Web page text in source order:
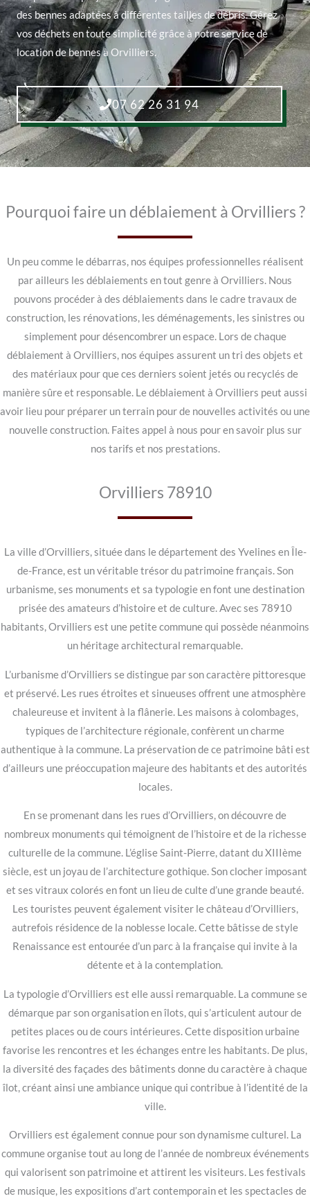
des bennes adaptées à différentes tailles de débris. Gérez
vos déchets en toute simplicité grâce à notre service de
location de bennes à Orvilliers.
07 62 26 31 94
Pourquoi faire un déblaiement à Orvilliers ?
Un peu comme le débarras, nos équipes professionnelles réalisent
par ailleurs les déblaiements en tout genre à Orvilliers. Nous
pouvons procéder à des déblaiements dans le cadre travaux de
construction, les rénovations, les déménagements, les sinistres ou
simplement pour désencombrer un espace. Lors de chaque
déblaiement à Orvilliers, nos équipes assurent un tri des objets et
des matériaux pour que ces derniers soient jetés ou recyclés de
manière sûre et responsable. Le déblaiement à Orvilliers peut aussi
avoir lieu pour préparer un terrain pour de nouvelles activités ou une
nouvelle construction. Faites appel à nous pour en savoir plus sur
nos tarifs et nos prestations.
Orvilliers 78910
La ville d’Orvilliers, située dans le département des Yvelines en Île-
de-France, est un véritable trésor du patrimoine français. Son
urbanisme, ses monuments et sa typologie en font une destination
prisée des amateurs d’histoire et de culture. Avec ses 78910
habitants, Orvilliers est une petite commune qui possède néanmoins
un héritage architectural remarquable.
L’urbanisme d’Orvilliers se distingue par son caractère pittoresque
et préservé. Les rues étroites et sinueuses offrent une atmosphère
chaleureuse et invitent à la flânerie. Les maisons à colombages,
typiques de l’architecture régionale, confèrent un charme
authentique à la commune. La préservation de ce patrimoine bâti est
d’ailleurs une préoccupation majeure des habitants et des autorités
locales.
En se promenant dans les rues d’Orvilliers, on découvre de
nombreux monuments qui témoignent de l’histoire et de la richesse
culturelle de la commune. L’église Saint-Pierre, datant du XIIIème
siècle, est un joyau de l’architecture gothique. Son clocher imposant
et ses vitraux colorés en font un lieu de culte d’une grande beauté.
Les touristes peuvent également visiter le château d’Orvilliers,
autrefois résidence de la noblesse locale. Cette bâtisse de style
Renaissance est entourée d’un parc à la française qui invite à la
détente et à la contemplation.
La typologie d’Orvilliers est elle aussi remarquable. La commune se
démarque par son organisation en îlots, qui s’articulent autour de
petites places ou de cours intérieures. Cette disposition urbaine
favorise les rencontres et les échanges entre les habitants. De plus,
la diversité des façades des bâtiments donne du caractère à chaque
îlot, créant ainsi une ambiance unique qui contribue à l’identité de la
ville.
Orvilliers est également connue pour son dynamisme culturel. La
commune organise tout au long de l’année de nombreux événements
qui valorisent son patrimoine et attirent les visiteurs. Les festivals
de musique, les expositions d’art contemporain et les spectacles de